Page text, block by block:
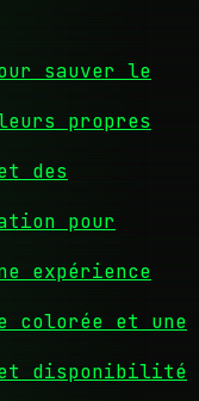
sauver le
propres
des
pour
expérience
colorée et une
et disponibilité